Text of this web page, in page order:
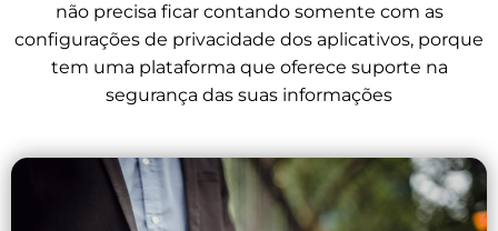
não precisa ficar contando somente com as
configurações de privacidade dos aplicativos, porque
tem uma plataforma que oferece suporte na
segurança das suas informações